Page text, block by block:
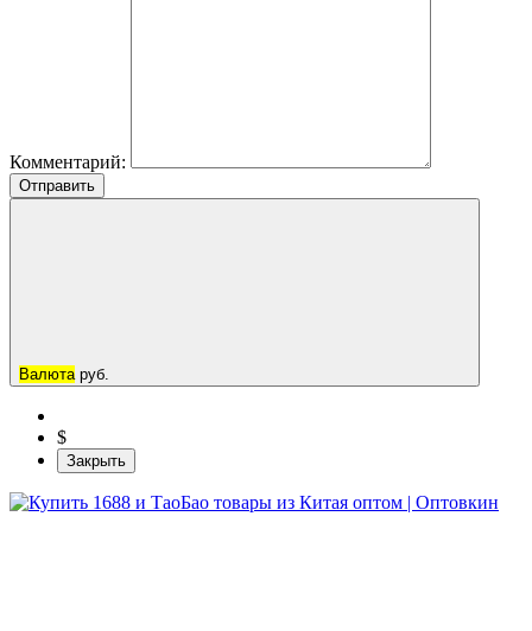
Комментарий:
Отправить
Валюта руб.
$
Закрыть